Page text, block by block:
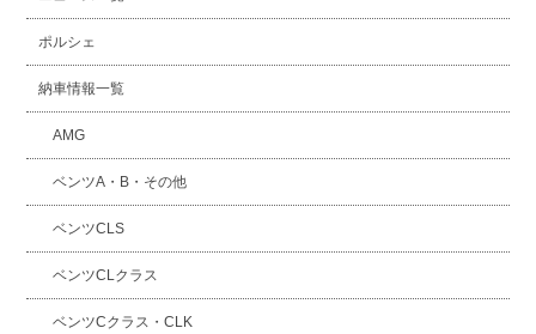
ポルシェ
納車情報一覧
AMG
ベンツA・B・その他
ベンツCLS
ベンツCLクラス
ベンツCクラス・CLK